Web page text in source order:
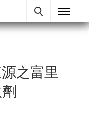
之富里